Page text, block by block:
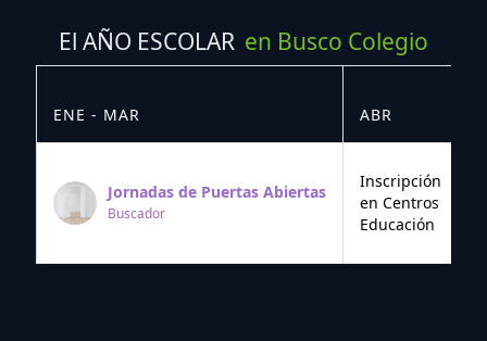
El AÑO ESCOLAR en Busco Colegio
ENE - MAR ABR
Jornadas de Puertas Abiertas
Buscador
Inscripción
en Centros
Educación